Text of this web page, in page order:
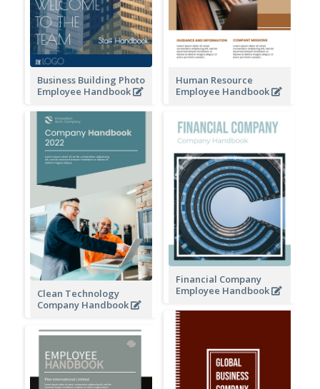
Business Building Photo
Employee Handbook
Clean Technology
Company Handbook
Human Resource
Employee Handbook
Financial Company
Employee Handbook